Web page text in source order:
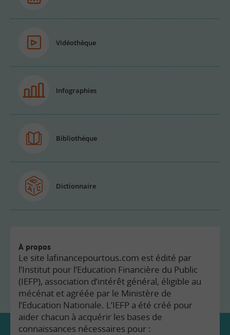
Vidéothèque
Infographies
Bibliothèque
Dictionnaire
À propos
Le site lafinancepourtous.com est édité par
l’Institut pour l’Education Financière du Public
(IEFP), association d’intérêt général, éligible au
mécénat et agréée par le Ministère de
l’Education Nationale. L’IEFP a été créé pour
aider chacun à acquérir les bases de
connaissances nécessaires pour :